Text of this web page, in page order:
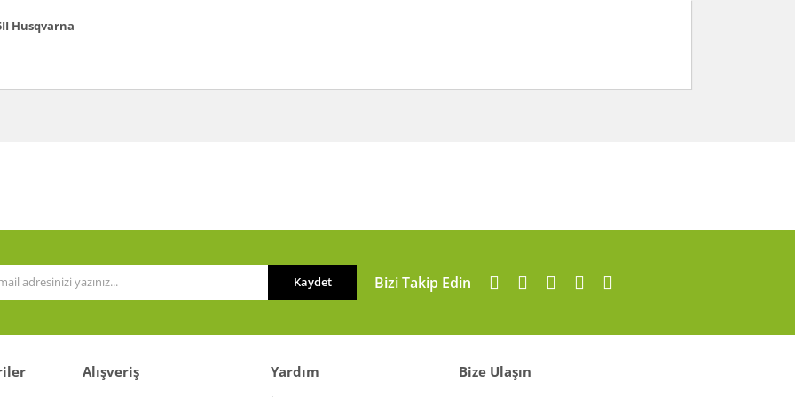
Husqvarna
Kaydet Bizi Takip Edin
Alışveriş Yardım
Bize Ulaşın